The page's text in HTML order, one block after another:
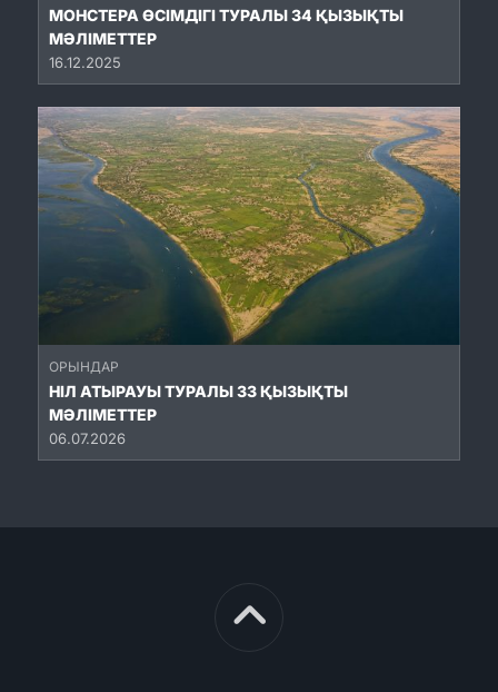
МОНСТЕРА ӨСІМДІГІ ТУРАЛЫ 34 ҚЫЗЫҚТЫ
МӘЛІМЕТТЕР
16.12.2025
ОРЫНДАР
НІЛ АТЫРАУЫ ТУРАЛЫ 33 ҚЫЗЫҚТЫ
МӘЛІМЕТТЕР
06.07.2026